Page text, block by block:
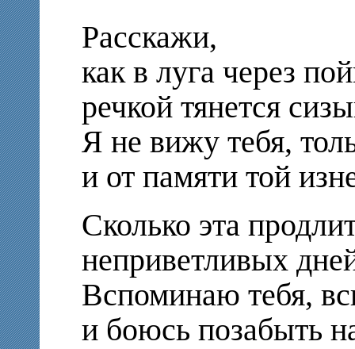
Расскажи,
как в луга через
речкой тянется
Я не вижу тебя,
и от памяти той
Сколько эта
неприветливых
Вспоминаю тебя,
и боюсь позабыть